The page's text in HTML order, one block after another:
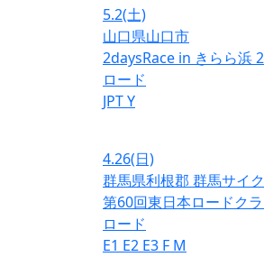
5.2(土)
山口県山口市
2daysRace in きらら浜
ロード
JPTY
4.26(日)
群馬県利根郡 群馬サイ
第60回東日本ロードク
ロード
E1 E2 E3 F M